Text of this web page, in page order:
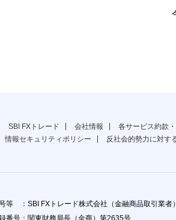
SBI FXトレード 会社情報 各サービス約款
情報セキュリティポリシー
反社会的勢力に対す
等 ：SBI FXトレード株式会社（金融商品取引業者）
番号：関東財務局長（金商）第2635号